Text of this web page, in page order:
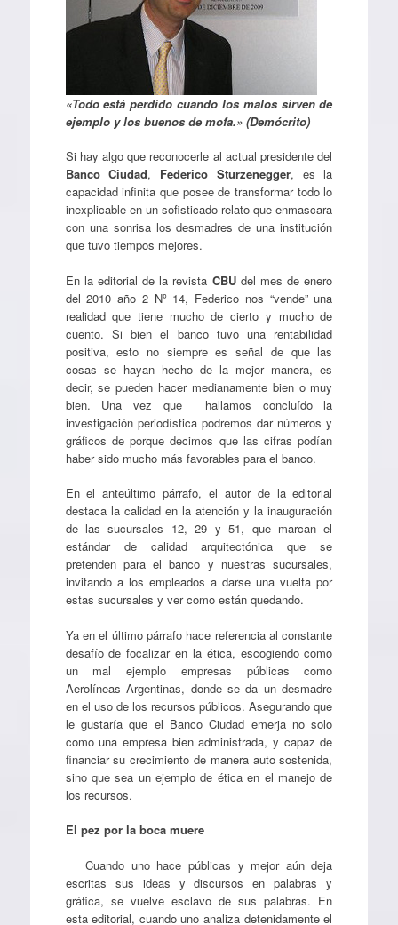
«Todo está perdido cuando los malos sirven de
ejemplo y los buenos de mofa.» (Demócrito)
Si hay algo que reconocerle al actual presidente del
Banco Ciudad, Federico Sturzenegger, es la
capacidad infinita que posee de transformar todo lo
inexplicable en un sofisticado relato que enmascara
con una sonrisa los desmadres de una institución
que tuvo tiempos mejores.
En la editorial de la revista CBUdel mes de enero
del 2010 año 2 Nº 14, Federico nos “vende” una
realidad que tiene mucho de cierto y mucho de
cuento. Si bien el banco tuvo una rentabilidad
positiva, esto no siempre es señal de que las
cosas se hayan hecho de la mejor manera, es
decir, se pueden hacer medianamente bien o muy
bien. Una vez que hallamos concluído la
investigación periodística podremos dar números y
gráficos de porque decimos que las cifras podían
haber sido mucho más favorables para el banco.
En el anteúltimo párrafo, el autor de la editorial
destaca la calidad en la atención y la inauguración
de las sucursales 12, 29 y 51, que marcan el
estándar de calidad arquitectónica que se
pretenden para el banco y nuestras sucursales,
invitando a los empleados a darse una vuelta por
estas sucursales y ver como están quedando.
Ya en el último párrafo hace referencia al constante
desafío de focalizar en la ética, escogiendo como
un mal ejemplo empresas públicas como
Aerolíneas Argentinas, donde se da un desmadre
en el uso de los recursos públicos. Asegurando que
le gustaría que el Banco Ciudad emerja no solo
como una empresa bien administrada, y capaz de
financiar su crecimiento de manera auto sostenida,
sino que sea un ejemplo de ética en el manejo de
los recursos.
El pez por la boca muere
Cuando uno hace públicas y mejor aún deja
escritas sus ideas y discursos en palabras y
gráfica, se vuelve esclavo de sus palabras. En
esta editorial, cuando uno analiza detenidamente el